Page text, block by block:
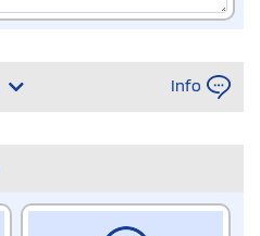
Info